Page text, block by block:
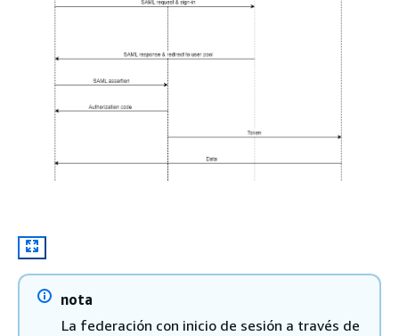
nota
La federación con inicio de sesión a través de